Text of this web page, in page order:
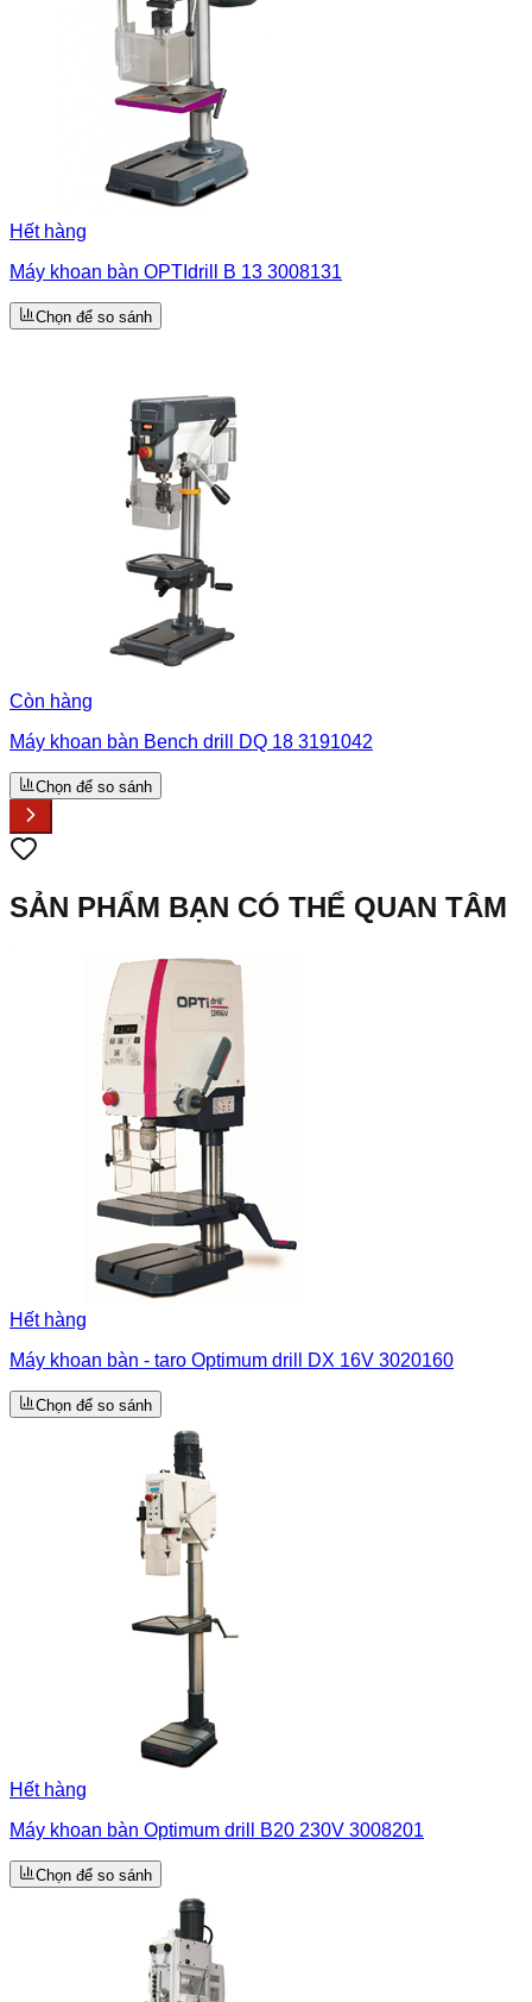
Hết hàng
Máy khoan bàn OPTIdrill B 13 3008131
Chọn để so sánh
Còn hàng
Máy khoan bàn Bench drill DQ 18 3191042
Chọn để so sánh
SẢN PHẨM BẠN CÓ THỂ QUAN TÂM
Hết hàng
Máy khoan bàn - taro Optimum drill DX 16V 3020160
Chọn để so sánh
Hết hàng
Máy khoan bàn Optimum drill B20 230V 3008201
Chọn để so sánh